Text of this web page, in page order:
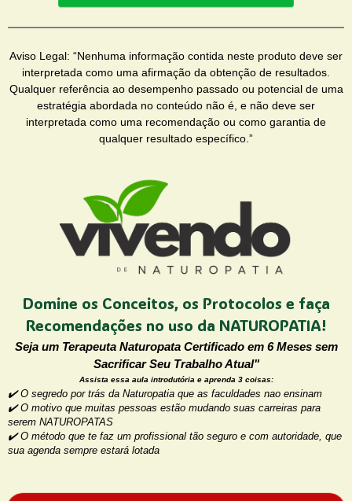
Aviso Legal: “Nenhuma informação contida neste produto deve ser
interpretada como uma afirmação da obtenção de resultados.
Qualquer referência ao desempenho passado ou potencial de uma
estratégia abordada no conteúdo não é, e não deve ser
interpretada como uma recomendação ou como garantia de
qualquer resultado específico.”
Domine os Conceitos, os Protocolos e faça
Recomendações no uso da NATUROPATIA!
Seja um Terapeuta Naturopata Certificado em 6 Meses sem
Sacrificar Seu Trabalho Atual"
Assista essa aula introdutória e aprenda 3 coisas:
✔️ O segredo por trás da Naturopatia que as faculdades nao ensinam
✔️ O motivo que muitas pessoas estão mudando suas carreiras para
serem NATUROPATAS
✔️ O método que te faz um profissional tão seguro e com autoridade, que
sua agenda sempre estará lotada